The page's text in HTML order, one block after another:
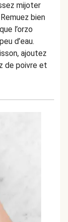
mijoter
bien
l’orzo
d’eau.
ajoutez
de poivre et